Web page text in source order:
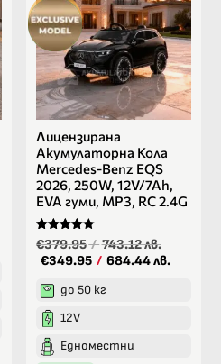
Лицензирана
Акумулаторна Кола
Mercedes-Benz EQS
2026, 250W, 12V/7Ah,
EVA гуми, MP3, RC 2.4G
Оценено
на
4.00
€379.95/743.12 лв.
€349.95 / 684.44 лв.
до 50 кг
12V
Едноместни